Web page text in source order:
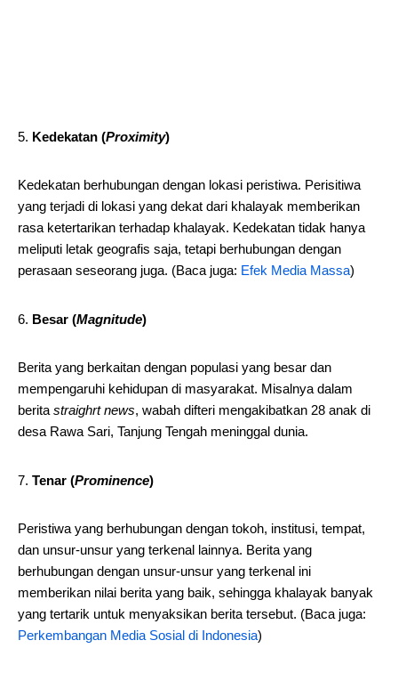
Kedekatan (Proximity)
Kedekatan berhubungan dengan lokasi peristiwa. Perisitiwa
yang terjadi di lokasi yang dekat dari khalayak memberikan
rasa ketertarikan terhadap khalayak. Kedekatan tidak hanya
meliputi letak geografis saja, tetapi berhubungan dengan
perasaan seseorang juga. (Baca juga: Efek Media Massa)
Besar (Magnitude)
Berita yang berkaitan dengan populasi yang besar dan
mempengaruhi kehidupan di masyarakat. Misalnya dalam
berita straighrt news, wabah difteri mengakibatkan 28 anak di
desa Rawa Sari, Tanjung Tengah meninggal dunia.
Tenar (Prominence)
Peristiwa yang berhubungan dengan tokoh, institusi, tempat,
dan unsur-unsur yang terkenal lainnya. Berita yang
berhubungan dengan unsur-unsur yang terkenal ini
memberikan nilai berita yang baik, sehingga khalayak banyak
yang tertarik untuk menyaksikan berita tersebut. (Baca juga:
Perkembangan Media Sosial di Indonesia)